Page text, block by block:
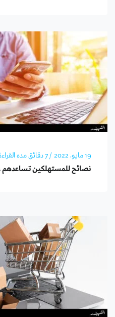
19 مايو، 2022 / 7 دقائق مده القراءة
نصائح للمستهلكين تساعدهم